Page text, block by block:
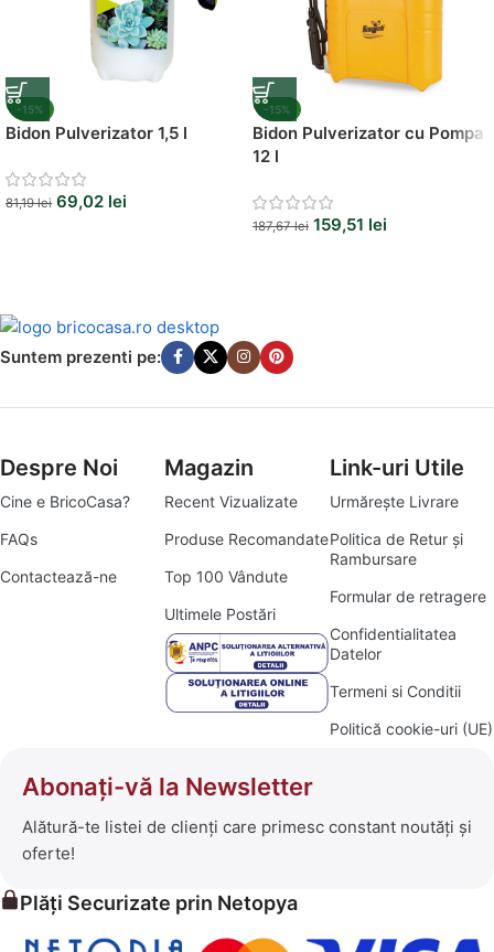
-15%
Bidon Pulverizator 1,5 l
81,19lei 69,02 lei
-15%
Bidon Pulverizator cu Pompa
12 l
187,67lei 159,51 lei
Suntem prezenti pe:
Despre Noi
Cine e BricoCasa?
FAQs
Contactează-ne
Magazin
Recent Vizualizate
Produse Recomandate
Top 100 Vândute
Ultimele Postări
Link-uri Utile
Urmărește Livrare
Politica de Retur și
Rambursare
Formular de retragere
Confidentialitatea
Datelor
Termeni si Conditii
Politică cookie-uri (UE)
Abonați-vă la Newsletter
Alătură-te listei de clienți care primesc constant noutăți și
oferte!
Plăți Securizate prin Netopya